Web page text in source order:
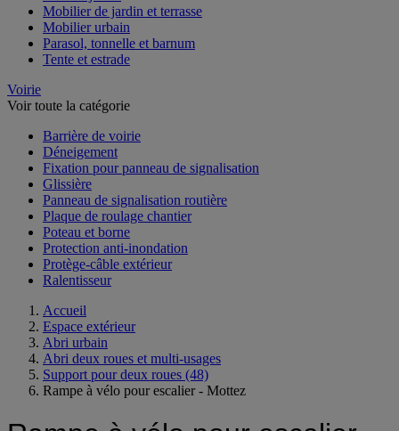
Abri de jardin
Mobilier de jardin et terrasse
Mobilier urbain
Parasol, tonnelle et barnum
Voirie
Barrière de voirie
Déneigement
Fixation pour panneau de signalisation
Glissière
Panneau de signalisation routière
Plaque de roulage chantier
Poteau et borne
Protection anti-inondation
Protège-câble extérieur
Accueil
Espace extérieur
Abri urbain
Abri deux roues et multi-usages
Support pour deux roues (48)